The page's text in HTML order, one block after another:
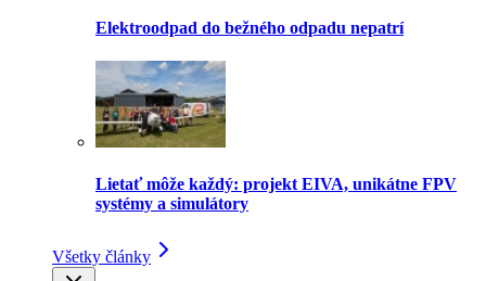
Elektroodpad do bežného odpadu nepatrí
Lietať môže každý: projekt EIVA, unikátne FPV
systémy a simulátory
Všetky články